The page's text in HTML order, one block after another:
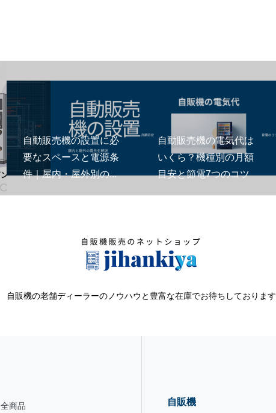
自動販売機の設置に必
要なスペースと電源条
件｜屋内・屋外別の...
自動販売機の電気代は
いくら？機種別の月額
目安と節電7つのコツ
自販機の老舗ディーラーのノウハウと豊富な在庫でお待ちしております
全商品 自販機